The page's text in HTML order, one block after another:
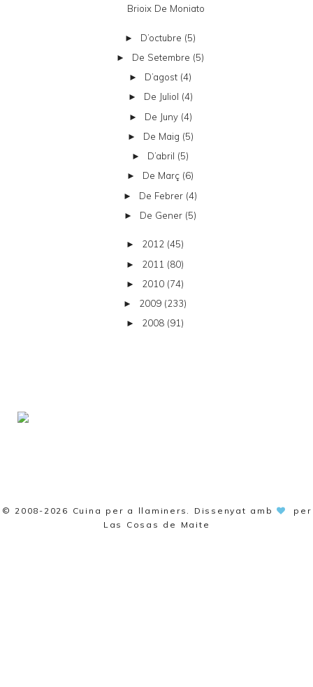
Brioix De Moniato
► D’octubre (5)
► De Setembre (5)
► D’agost (4)
► De Juliol (4)
► De Juny (4)
► De Maig (5)
► D’abril (5)
► De Març (6)
► De Febrer (4)
► De Gener (5)
► 2012 (45)
► 2011 (80)
► 2010 (74)
► 2009 (233)
► 2008 (91)
© 2008-2026 Cuina per a llaminers . Dissenyat amb
per
Las Cosas de Maite